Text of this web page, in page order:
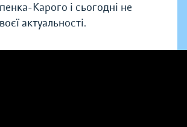
Карого і сьогодні не
актуальності.